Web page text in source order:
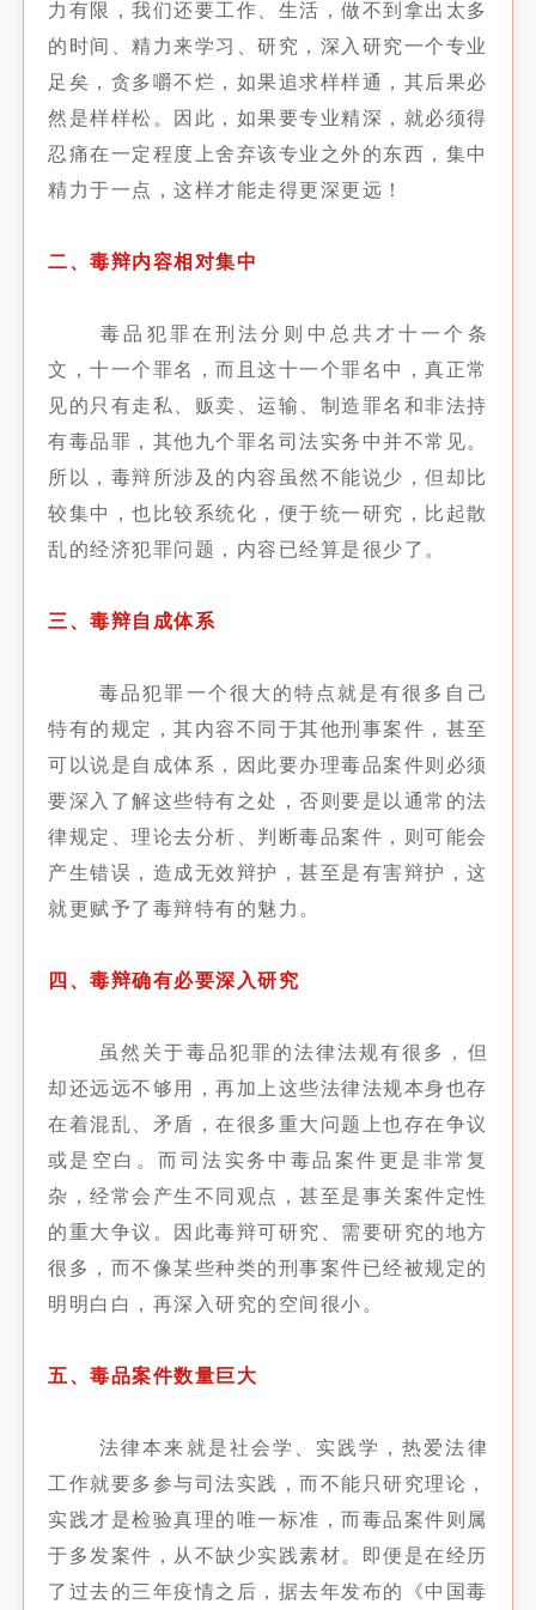
力有限，我们还要工作、生活，做不到拿出太多
的时间、精力来学习、研究，深入研究一个专业
足矣，贪多嚼不烂，如果追求样样通，其后果必
然是样样松。因此，如果要专业精深，就必须得
忍痛在一定程度上舍弃该专业之外的东西，集中
精力于一点，这样才能走得更深更远！
二、毒辩内容相对集中
毒品犯罪在刑法分则中总共才十一个条
文，十一个罪名，而且这十一个罪名中，真正常
见的只有走私、贩卖、运输、制造罪名和非法持
有毒品罪，其他九个罪名司法实务中并不常见。
所以，毒辩所涉及的内容虽然不能说少，但却比
较集中，也比较系统化，便于统一研究，比起散
乱的经济犯罪问题，内容已经算是很少了。
三、毒辩自成体系
毒品犯罪一个很大的特点就是有很多自己
特有的规定，其内容不同于其他刑事案件，甚至
可以说是自成体系，因此要办理毒品案件则必须
要深入了解这些特有之处，否则要是以通常的法
律规定、理论去分析、判断毒品案件，则可能会
产生错误，造成无效辩护，甚至是有害辩护，这
就更赋予了毒辩特有的魅力。
四、毒辩确有必要深入研究
虽然关于毒品犯罪的法律法规有很多，但
却还远远不够用，再加上这些法律法规本身也存
在着混乱、矛盾，在很多重大问题上也存在争议
或是空白。而司法实务中毒品案件更是非常复
杂，经常会产生不同观点，甚至是事关案件定性
的重大争议。因此毒辩可研究、需要研究的地方
很多，而不像某些种类的刑事案件已经被规定的
明明白白，再深入研究的空间很小。
五、毒品案件数量巨大
法律本来就是社会学、实践学，热爱法律
工作就要多参与司法实践，而不能只研究理论，
实践才是检验真理的唯一标准，而毒品案件则属
于多发案件，从不缺少实践素材。即便是在经历
了过去的三年疫情之后，据去年发布的《中国毒